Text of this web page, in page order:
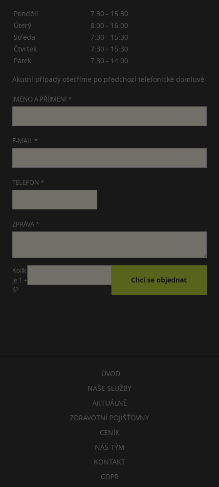
Pondělí
7:30 - 15:30
Úterý
8:00 - 16:00
Středa
7:30 - 15:30
Čtvrtek
7:30 - 15:30
Pátek
7:30 - 14:00
Akutní případy ošetříme po předchozí telefonické domluvě
JMÉNO A PŘÍJMENÍ *
E-MAIL *
TELEFON *
ZPRÁVA *
Kolik
je 1 +
6?
ÚVOD
NAŠE SLUŽBY
AKTUÁLNĚ
ZDRAVOTNÍ POJIŠŤOVNY
CENÍK
NÁŠ TÝM
KONTAKT
GDPR